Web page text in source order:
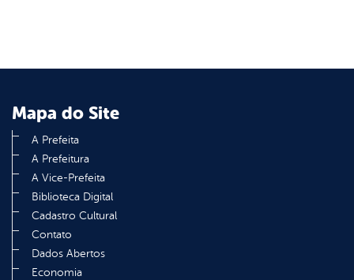
Mapa do Site
A Prefeita
A Prefeitura
A Vice-Prefeita
Biblioteca Digital
Cadastro Cultural
Contato
Dados Abertos
Economia